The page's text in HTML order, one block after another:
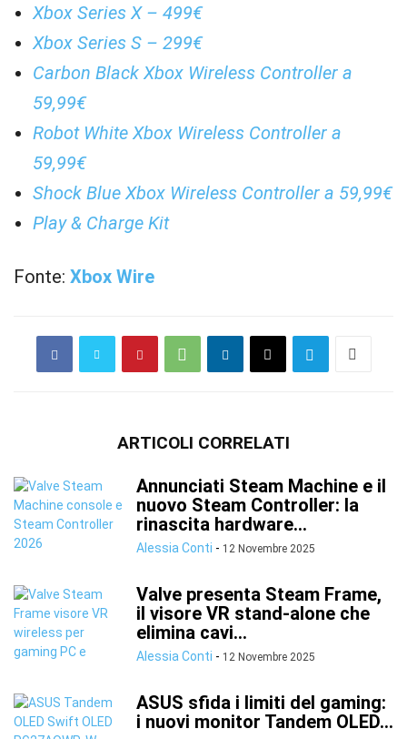
Xbox Series X – 499€
Xbox Series S – 299€
Carbon Black Xbox Wireless Controller a
59,99€
Robot White Xbox Wireless Controller a
59,99€
Shock Blue Xbox Wireless Controller a 59,99€
Play & Charge Kit
Fonte: Xbox Wire
ARTICOLI CORRELATI
Annunciati Steam Machine e il
nuovo Steam Controller: la
rinascita hardware...
Alessia Conti - 12 Novembre 2025
Valve presenta Steam Frame,
il visore VR stand-alone che
elimina cavi...
Alessia Conti - 12 Novembre 2025
ASUS sfida i limiti del gaming:
i nuovi monitor Tandem OLED...